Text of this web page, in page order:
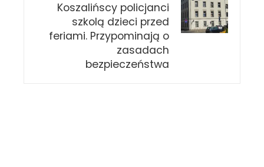
Koszalińscy policjanci
szkolą dzieci przed
feriami. Przypominają o
zasadach
bezpieczeństwa